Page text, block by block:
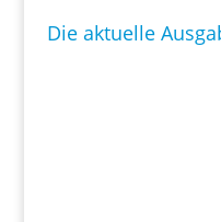
Die aktuelle